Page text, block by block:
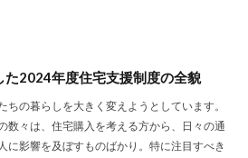
た2024年度住宅支援制度の全貌
ちの暮らしを大きく変えようとしています。
数々は、住宅購入を考える方から、日々の通
に影響を及ぼすものばかり。特に注目すべき